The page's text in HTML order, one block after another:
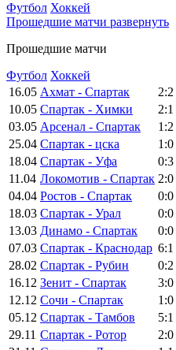
Футбол Хоккей
Прошедшие матчи развернуть
Прошедшие матчи
Футбол Хоккей
16.05 Ахмат - Спартак 2:2
10.05 Спартак - Химки 2:1
03.05 Арсенал - Спартак 1:2
25.04 Спартак - цска 1:0
18.04 Спартак - Уфа 0:3
11.04 Локомотив - Спартак 2:0
04.04 Ростов - Спартак 0:0
18.03 Спартак - Урал 0:0
13.03 Динамо - Спартак 0:0
07.03 Спартак - Краснодар 6:1
28.02 Спартак - Рубин 0:2
16.12 Зенит - Спартак 3:0
12.12 Сочи - Спартак 1:0
05.12 Спартак - Тамбов 5:1
29.11 Спартак - Ротор 2:0